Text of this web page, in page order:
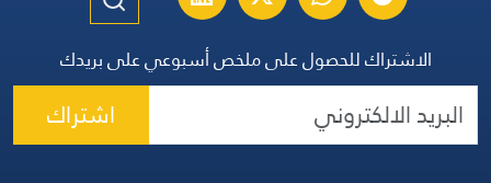
الاشتراك للحصول على ملخص أسبوعي على بريدك
اشتراك